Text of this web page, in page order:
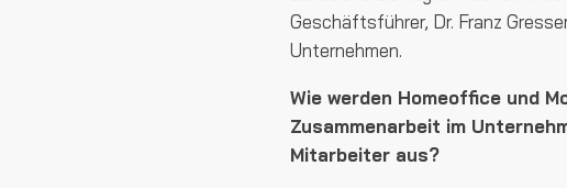
Geschäftsführer, Dr. Franz
Unternehmen.
Wie werden Homeoffice und
Zusammenarbeit im
Mitarbeiter aus?